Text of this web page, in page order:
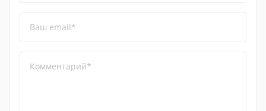
Ваш email*
Комментарий*